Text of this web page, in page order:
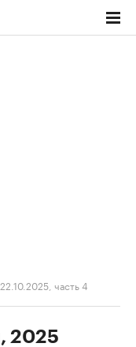
часть 4
2025